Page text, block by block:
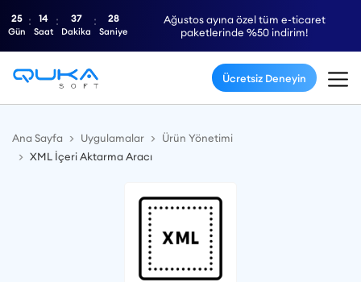
Ağustos ayına özel tüm e-ticaret
paketlerinde %50 indirim!
25
Gün
14
Saat
37
Dakika
27
Saniye
Ücretsiz Deneyin
Ana Sayfa Uygulamalar
Ürün Yönetimi
XML İçeri Aktarma Aracı